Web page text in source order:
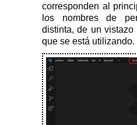
corresponden al
los nombres de
distinta, de un vistazo
que se está utilizando.